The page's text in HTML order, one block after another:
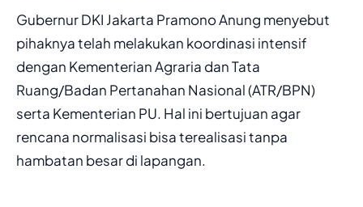
Gubernur DKI Jakarta Pramono Anung menyebut
pihaknya telah melakukan koordinasi intensif
dengan Kementerian Agraria dan Tata
Ruang/Badan Pertanahan Nasional (ATR/BPN)
serta Kementerian PU. Hal ini bertujuan agar
rencana normalisasi bisa terealisasi tanpa
hambatan besar di lapangan.